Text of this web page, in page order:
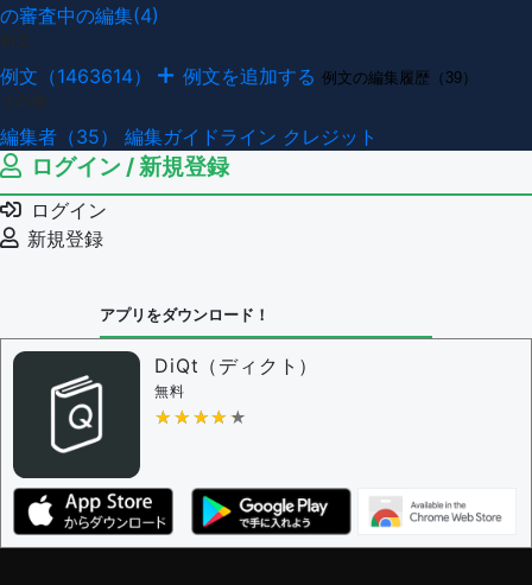
の審査中の編集(4)
例文（1463614） 例文を追加する 例文の編集履歴（39）
編集者（35） 編集ガイドライン クレジット
ログイン / 新規登録
ログイン
新規登録
アプリをダウンロード！
DiQt（ディクト）
無料
★★★★★
★★★★★